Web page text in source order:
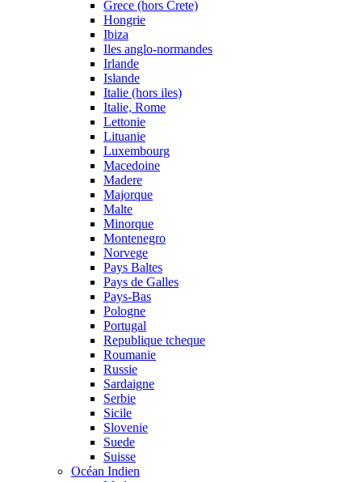
Grece (hors Crete)
Hongrie
Ibiza
Iles anglo-normandes
Irlande
Islande
Italie (hors iles)
Italie, Rome
Lettonie
Lituanie
Luxembourg
Macedoine
Madere
Majorque
Malte
Minorque
Montenegro
Norvege
Pays Baltes
Pays de Galles
Pays-Bas
Pologne
Portugal
Republique tcheque
Roumanie
Russie
Sardaigne
Serbie
Sicile
Slovenie
Suede
Suisse
Océan Indien